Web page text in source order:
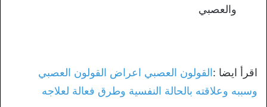
والعصبي
اقرأ ايضا :القولون العصبي اعراض القولون العصبي
وسببه وعلاقته بالحالة النفسية وطرق فعالة لعلاجه